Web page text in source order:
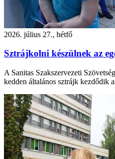
2026. július 27., hétfő
Sztrájkolni készülnek az
A Sanitas Szakszervezeti
kedden általános sztrájk kezdődik